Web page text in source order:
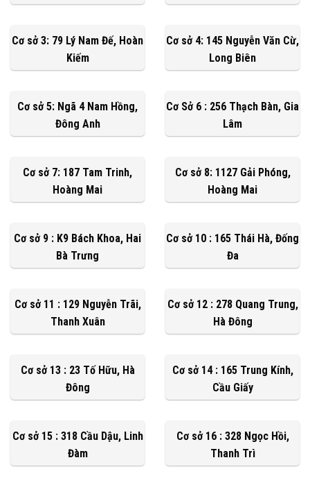
Cơ sở 3: 79 Lý Nam Đế, Hoàn
Kiếm
Cơ sở 4: 145 Nguyễn Văn Cừ,
Long Biên
Cơ sở 5: Ngã 4 Nam Hồng,
Đông Anh
Cơ Sở 6 : 256 Thạch Bàn, Gia
Lâm
Cơ sở 7: 187 Tam Trinh,
Hoàng Mai
Cơ sở 8: 1127 Gải Phóng,
Hoàng Mai
Cơ sở 9 : K9 Bách Khoa, Hai
Bà Trưng
Cơ sở 10 : 165 Thái Hà, Đống
Đa
Cơ sở 11 : 129 Nguyễn Trãi,
Thanh Xuân
Cơ sở 12 : 278 Quang Trung,
Hà Đông
Cơ sở 13 : 23 Tố Hữu, Hà
Đông
Cơ sở 14 : 165 Trung Kính,
Cầu Giấy
Cơ sở 15 : 318 Cầu Dậu, Linh
Đàm
Cơ sở 16 : 328 Ngọc Hồi,
Thanh Trì